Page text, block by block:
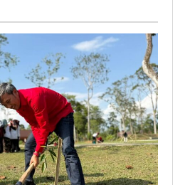
Candi
Muaro
Jambi,
Edi
Purwanto:
Rawat
Bumi,
Jaga
Warisan
Anak
Cucu